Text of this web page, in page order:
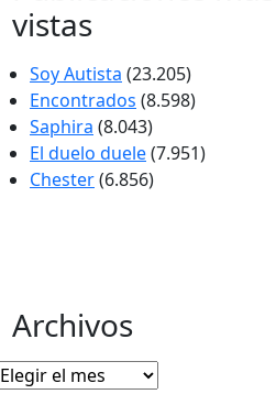
vistas
Soy Autista (23.205)
Encontrados (8.598)
Saphira (8.043)
El duelo duele(7.951)
Chester(6.856)
Archivos
Archivos